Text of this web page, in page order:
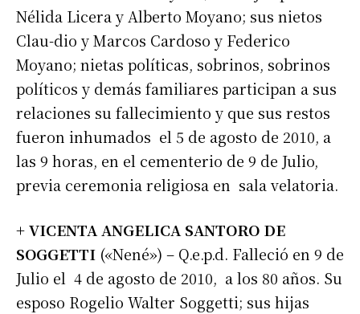
Nélida Licera y Alberto Moyano; sus nietos
Clau-dio y Marcos Cardoso y Federico
Moyano; nietas políticas, sobrinos, sobrinos
políticos y demás familiares participan a sus
relaciones su fallecimiento y que sus restos
fueron inhumados el 5 de agosto de 2010, a
las 9 horas, en el cementerio de 9 de Julio,
previa ceremonia religiosa en sala velatoria.
+ VICENTA ANGELICA SANTORO DE
SOGGETTI («Nené») – Q.e.p.d. Falleció en 9 de
Julio el 4 de agosto de 2010, a los 80 años. Su
esposo Rogelio Walter Soggetti; sus hijas